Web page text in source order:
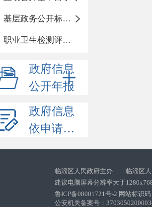
基层政务公开标准化目录
职业卫生检测评价信息
政府信息
公开年报
政府信息
依申请公开
临淄区人民政府主办 临淄区人
建议电脑屏幕分辨率大于
鲁ICP备08001721号-2 网站标识
公安机关备案号：